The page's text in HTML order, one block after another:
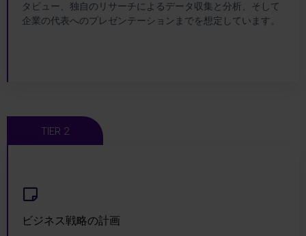
タビュー、独自のリサーチによるデータ収集と分析、そして
企業の代表へのプレゼンテーションまでを想定しています。
TIER 2
ビジネス戦略の計画